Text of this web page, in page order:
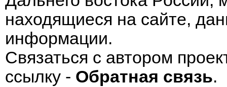
находящиеся на сайте,
информации.
Связаться с автором
ссылку - Обратная связь.